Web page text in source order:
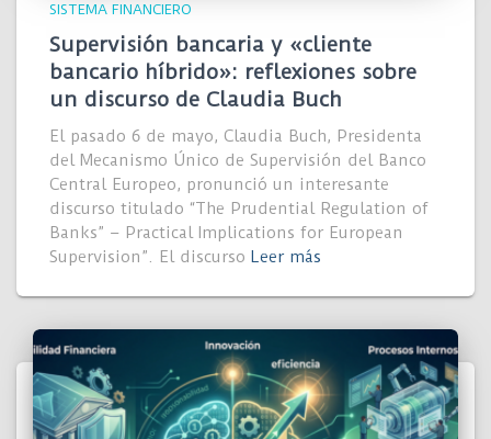
SISTEMA FINANCIERO
Supervisión bancaria y «cliente
bancario híbrido»: reflexiones sobre
un discurso de Claudia Buch
El pasado 6 de mayo, Claudia Buch, Presidenta
del Mecanismo Único de Supervisión del Banco
Central Europeo, pronunció un interesante
discurso titulado “The Prudential Regulation of
Banks” – Practical Implications for European
Supervision”. El discurso Leer más